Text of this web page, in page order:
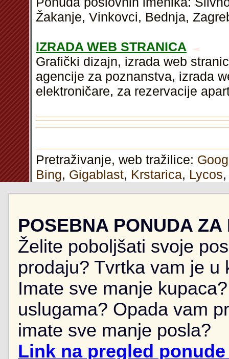
Žakanje, Vinkovci, Bednja,
IZRADA WEB STRANICA
Grafički dizajn, izrada web
agencije za poznanstva, izrada
elektroničare, za rezervacije
Pretraživanje, web tražilice:
Bing, Gigablast, Krstarica, Lycos
POSEBNA PONUDA ZA
Želite poboljšati svoje
prodaju? Tvrtka vam je
Imate sve manje
uslugama? Opada vam
imate sve manje posla?
Link na pregled